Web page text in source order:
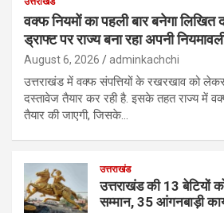
वक्फ नियमों का पहली बार बनेगा
ड्राफ्ट पर राज्य बना रहा अपनी
August 6, 2026 adminkachchi
उत्तराखंड में वक्फ संपत्तियों के रखरखाव को
दस्तावेज तैयार कर रही है. इसके तहत राज्य में
तैयार की जाएगी, जिसके…
उत्तराखंड
उत्तराखंड की 13 बेटियों
सम्मान, 35 आंगनबाड़ी